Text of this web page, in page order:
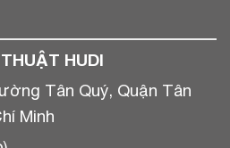
HUDI
Tân Quý, Quận Tân
Minh